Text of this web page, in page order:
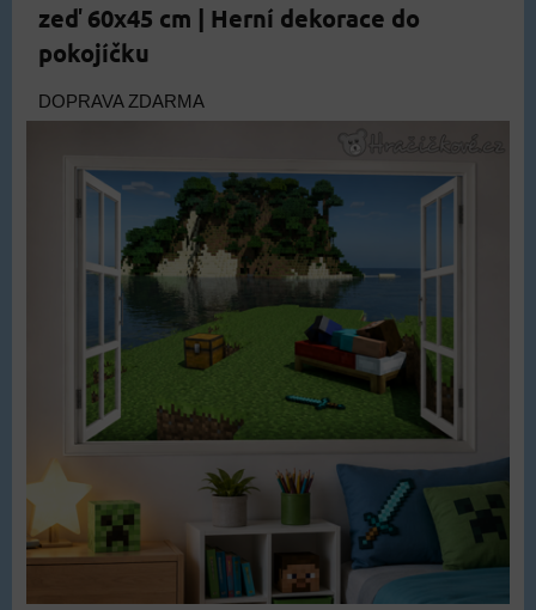
zeď 60x45 cm | Herní dekorace do
pokojíčku
DOPRAVA ZDARMA